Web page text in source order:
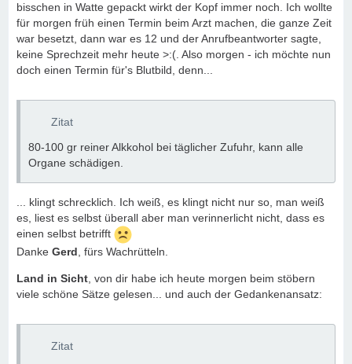
bisschen in Watte gepackt wirkt der Kopf immer noch. Ich wollte
für morgen früh einen Termin beim Arzt machen, die ganze Zeit
war besetzt, dann war es 12 und der Anrufbeantworter sagte,
keine Sprechzeit mehr heute >:(. Also morgen - ich möchte nun
doch einen Termin für's Blutbild, denn...
Zitat
80-100 gr reiner Alkkohol bei täglicher Zufuhr, kann alle
Organe schädigen.
... klingt schrecklich. Ich weiß, es klingt nicht nur so, man weiß
es, liest es selbst überall aber man verinnerlicht nicht, dass es
einen selbst betrifft
Danke Gerd , fürs Wachrütteln.
Land in Sicht , von dir habe ich heute morgen beim stöbern
viele schöne Sätze gelesen... und auch der Gedankenansatz:
Zitat